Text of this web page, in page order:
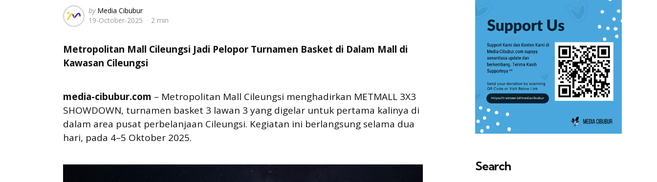
Posted
by
by Media Cibubur
19-October-2025
2 min
Metropolitan Mall Cileungsi Jadi Pelopor Turnamen Basket di Dalam Mall di
Kawasan Cileungsi
media-cibubur.com – Metropolitan Mall Cileungsi menghadirkan METMALL 3X3
SHOWDOWN, turnamen basket 3 lawan 3 yang digelar untuk pertama kalinya di
dalam area pusat perbelanjaan Cileungsi. Kegiatan ini berlangsung selama dua
hari, pada 4–5 Oktober 2025.
Search